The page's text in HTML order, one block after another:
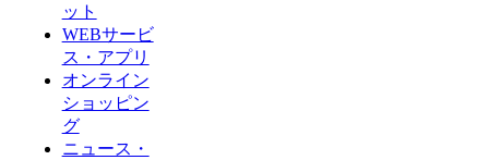
ット
WEBサービ
ス・アプリ
オンライン
ショッピン
グ
ニュース・